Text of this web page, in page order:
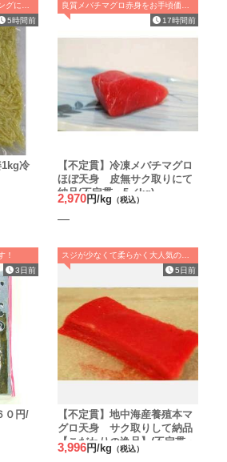
家系ラーメンの卓上トッピングに最適です
5時間前
1kg冷
良質メバチマグロ赤身をお手頃価格でお届け！
17時間前
【不定貫】冷凍メバチマグロ
ほぼ天身 皮無サク取りにて
納品(不定貫・5／kg)
2,970円/kg （税込）
！
3日前
０円/
5日前
【不定貫】地中海産養殖本マ
グロ天身 サク取りして納品
【こだわりの逸品】(不定貫・
5／kg)
3,996円/kg （税込）